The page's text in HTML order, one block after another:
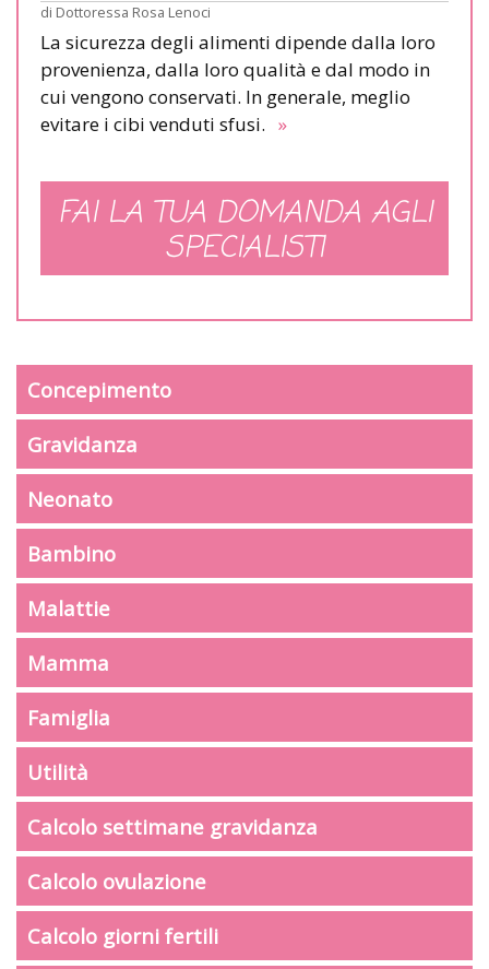
di Dottoressa Rosa Lenoci
La sicurezza degli alimenti dipende dalla loro
provenienza, dalla loro qualità e dal modo in
cui vengono conservati. In generale, meglio
evitare i cibi venduti sfusi. »
FAI LA TUA DOMANDA AGLI
SPECIALISTI
Concepimento
Gravidanza
Neonato
Bambino
Malattie
Mamma
Famiglia
Utilità
Calcolo settimane gravidanza
Calcolo ovulazione
Calcolo giorni fertili